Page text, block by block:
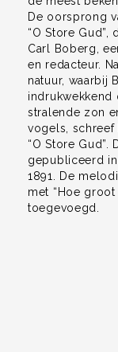
De oorsprong
“O Store
Carl Boberg,
en redacteur.
natuur, waarbij
indrukwekkend
stralende zon
vogels,
“O Store
gepubliceerd in
1891. De
met “Hoe
toegevoegd.